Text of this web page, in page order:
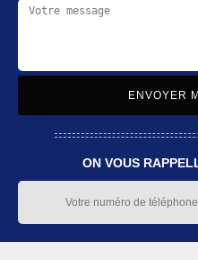
ON VOUS